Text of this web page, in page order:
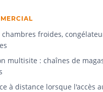
chambres froides,
multisite : chaînes de
à distance lorsque l'accès